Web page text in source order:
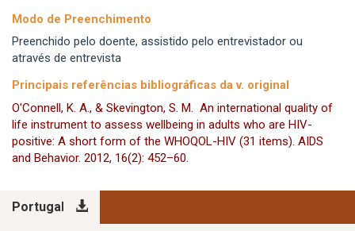
Modo de Preenchimento
Preenchido pelo doente, assistido pelo entrevistador ou
através de entrevista
Principais referências bibliográficas da v. original
O'Connell, K. A., & Skevington, S. M. An international quality of
life instrument to assess wellbeing in adults who are HIV-
positive: A short form of the WHOQOL-HIV (31 items). AIDS
and Behavior. 2012, 16(2): 452–60.
Portugal